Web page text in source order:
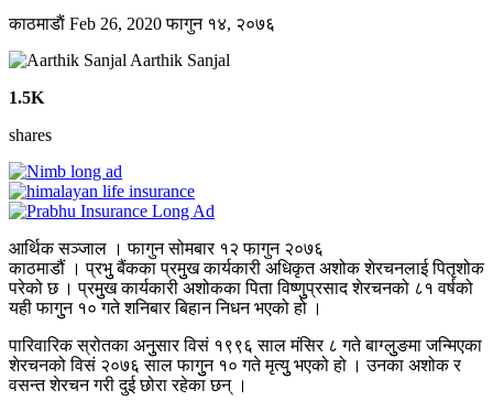
काठमाडाैं Feb 26, 2020फागुन १४, २०७६
Aarthik Sanjal
1.5K
shares
आर्थिक सञ्जाल । फागुन सोमबार १२ फागुन २०७६
काठमाडौं । प्रभुु बैंकका प्रमुुख कार्यकारी अधिकृत अशोक शेरचनलाई पितृशोक
परेको छ । प्रमुुख कार्यकारी अशोकका पिता विष्णुुप्रसाद शेरचनको ८१ वर्षको
यही फागुुन १० गते शनिबार बिहान निधन भएको हो ।
पारिवारिक स्रोतका अनुुसार विसं १९९६ साल मंसिर ८ गते बाग्लुुङमा जन्मिएका
शेरचनको विसं २०७६ साल फागुुन १० गते मृत्युु भएको हो । उनका अशोक र
वसन्त शेरचन गरी दुई छोरा रहेका छन् ।